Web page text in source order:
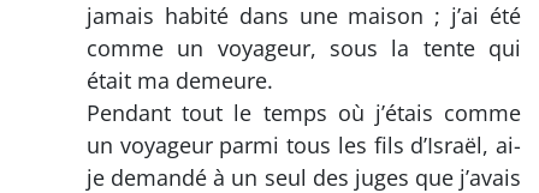
jamais habité dans une maison ; j’ai été
comme un voyageur, sous la tente qui
était ma demeure.
Pendant tout le temps où j’étais comme
un voyageur parmi tous les fils d’Israël, ai-
je demandé à un seul des juges que j’avais